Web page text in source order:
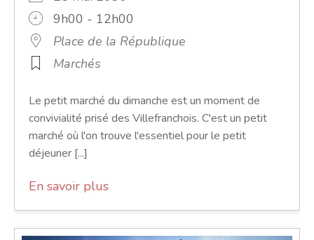
9h00 - 12h00
Place de la République
Marchés
Le petit marché du dimanche est un moment de
convivialité prisé des Villefranchois. C'est un petit
marché où l'on trouve l'essentiel pour le petit
déjeuner [...]
En savoir plus